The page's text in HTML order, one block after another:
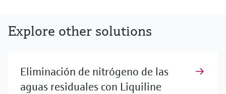
Explore other solutions
Eliminación de nitrógeno de las
aguas residuales con Liquiline